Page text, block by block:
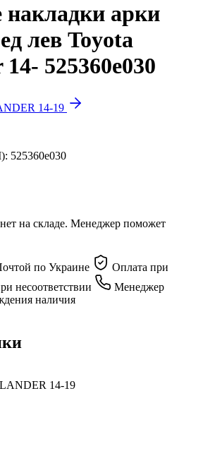
накладки арки
лев Toyota
525360e030
14-19
525360e030
на складе. Менеджер поможет
по Украине
Оплата при
несоответствии
Менеджер
наличия
14-19